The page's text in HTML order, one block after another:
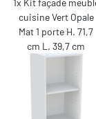
cuisine Vert Opale
Mat 1 porte H. 71,7
cm L. 39,7 cm